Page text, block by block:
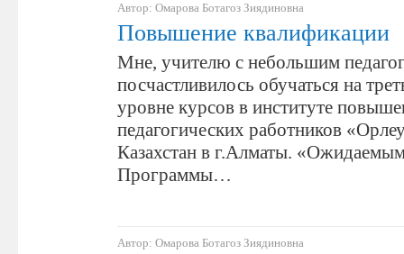
Автор: Омарова Ботагоз Зиядиновна
Повышение квалификации
Мне, учителю с небольшим
посчастливилось обучаться на
уровне курсов в институте
педагогических работников
Казахстан в г.Алматы.
Программы…
Автор: Омарова Ботагоз Зиядиновна